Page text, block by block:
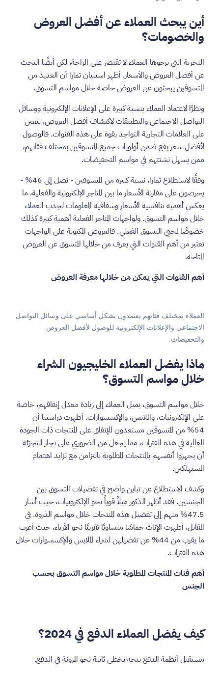
أين يبحث العملاء عن أفضل العروض
والخصومات؟
التجربة التي يرجوها العملاء لا تقتصر على الراحة، لكن أيضًا البحث
عن أفضل العروض والأسعار. أظهر استبيان تمارا أن العديد من
المتسوقين يبحثون عن العروض خاصة خلال مواسم التسوق.
ونظرًا لاعتماد العملاء بنسبة كبيرة على الإعلانات الإلكترونية ووسائل
التواصل الاجتماعي والتطبيقات لاكتشاف أفضل العروض، يتعين
على العلامات التجارية التواجد بقوة على هذه القنوات. فالوصول
لأفضل سعر يقع ضمن أولويات جميع المتسوقين بمختلف فئاتهم،
ممن يسهل تشتتهم في مواسم التخفيضات.
وفقًا لاستطلاع تمارا، نسبة كبيرة من المتسوقين - تصل إلى 46% -
يحرصون على مقارنة الأسعار ما بين المتاجر الإلكترونية والفعلية، ما
يعكس أهمية تنافسية الأسعار وشفافية المعلومات لجذب العملاء
خلال مواسم التسوق. ولواجهات المتاجر الفعلية أهمية كبيرة كذلك
خصوصًا لمحبي التسوق الفعلي٬ فالعروض المكتوبة على الواجهات
تعتبر من أهم القنوات التي يعرف من خلالها المتسوق عن العروض
المتاحة.
أهم القنوات التي يمكن من خلالها معرفة العروض
العملاء بمختلف فئاتهم يعتمدون بشكل أساسي على وسائل التواصل
الاجتماعي والإعلانات الإلكترونية للوصول لأفضل العروض
والتخفيضات.
ماذا يفضل العملاء الخليجيون الشراء
خلال مواسم التسوق؟
خلال مواسم التسوق، يميل العملاء إلى زيادة معدل إنفاقهم، خاصة
على الإلكترونيات، والملابس، والإكسسوارات. أظهرت دراستنا أن
54% من المتسوقين مستعدون للإنفاق على المنتجات ذات الجودة
العالية في هذه الفترات، مما يجعل من الضروري على تجار التجزئة
أن يجهزوا أنفسهم بالمنتجات المطلوبة بالتزامن مع تزايد اهتمام
المستهلكين.
وكشف الاستطلاع عن تباين واضح في تفضيلات التسوق بين
الجنسين. فقد أظهر الذكور ميلاً قوياً نحو الإلكترونيات، حيث أشار
47.5% منهم إلى تفضيل هذه المنتجات خلال مواسم الذروة. في
المقابل، أظهرت الإناث حماسًا متساويًا تقريبًا نحو الأزياء، حيث أعرب
ما يقرب من 44% عن تفضيلهن لشراء الملابس والإكسسوارات خلال
هذه الفترات.
أهم فئات المنتجات المطلوبة خلال مواسم التسوق بحسب
الجنس
كيف يفضل العملاء الدفع في 2024؟
مستقبل أنظمة الدفع يتجه بخطى ثابتة نحو المرونة في الدفع.